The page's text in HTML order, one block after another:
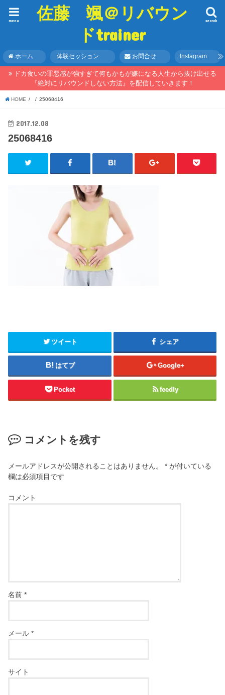
佐藤 颯＠リバウン
ドtrainer
search
menu
ホーム 体験セッション お問合せ Instagram
ドカ食いの罪悪感が強すぎて何もかもが嫌になる人生から抜け出せる
『絶対にリバウンドしない方法』を配信していきます！
HOME 25068416
2017.12.08
25068416
ツイート シェア
はてブ Google+
Pocket feedly
コメントを残す
メールアドレスが公開されることはありません。 * が付いている
欄は必須項目です
コメント
名前*
メール*
サイト